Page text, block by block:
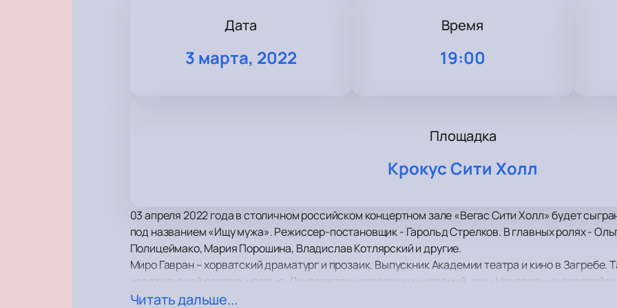
Дата
3 марта, 2022
Время
19:00
Площадка
Крокус Сити Холл
03 апреля 2022 года в столичном российском концертном зале «Вегас Сити Холл» будет
под названием «Ищу мужа». Режиссер-постановщик - Гарольд Стрелков. В главных ролях -
Полицеймако, Мария Порошина, Владислав Котлярский и другие.
Миро Гавран – хорватский драматург и прозаик. Выпускник Академии театра и кино в Загребе.
издательской деятельностью. Лауреат таких престижных премий, как «Центрально-
Автор знаменитых произведений, которые востребованы по всему миру и переведены более
Читать дальше...